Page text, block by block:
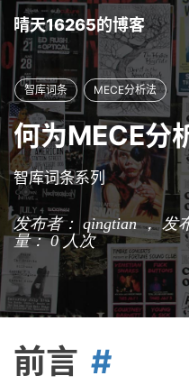
晴天16265的博客
智库词条 MECE分析法
何为MECE分
智库词条系列
发布者： qingtian ， 发
量： 0人次
前言